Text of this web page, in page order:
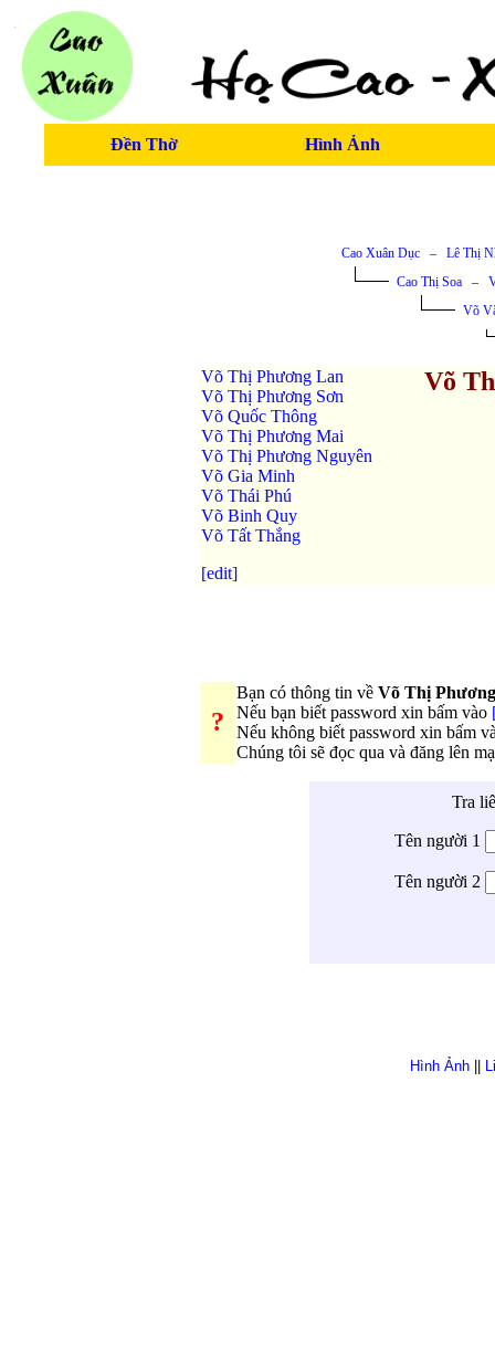
Đền Thờ Hình Ảnh
Cao Xuân Dục– Lê Thị
Cao Thị Soa–
Võ
Võ Thị Phương Lan
Võ Thị Phương Sơn
Võ Quốc Thông
Võ Thị Phương Mai
Võ Thị Phương Nguyên
Võ Gia Minh
Võ Thái Phú
Võ Binh Quy
Võ Tất Thắng
[edit]
Võ
?
Bạn có thông tin về Võ Thị
Nếu bạn biết password xin bấm vào
Nếu không biết password xin bấm
Chúng tôi sẽ đọc qua và đăng lên
Tra
Tên người 1
Tên người 2
Hình Ảnh